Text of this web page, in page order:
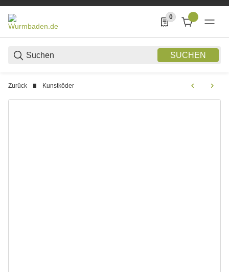
SUCHEN
0
0 Produkte in der
Zurück Kunstköder